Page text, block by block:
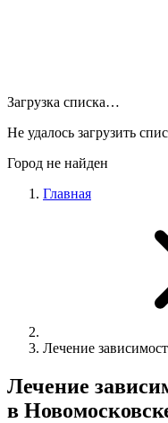
Загрузка списка…
Не удалось загрузить
Город не найден
Главная
Лечение
Лечение
в